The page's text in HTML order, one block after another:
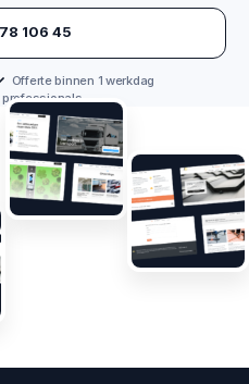
106 45‬
Offerte binnen 1 werkdag
professionals